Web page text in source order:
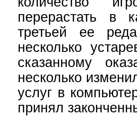
перерастать в
третьей ее
несколько
сказанному
несколько
услуг в
принял